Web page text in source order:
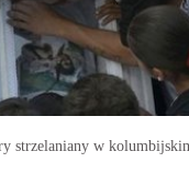
strzelaniany w